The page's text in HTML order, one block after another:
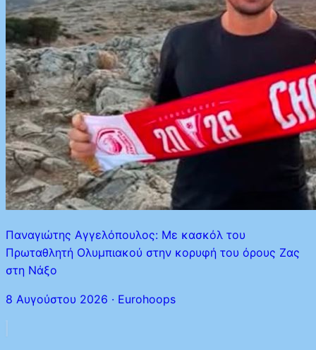
Παναγιώτης Αγγελόπουλος: Με κασκόλ του
Πρωταθλητή Ολυμπιακού στην κορυφή του όρους Ζας
στη Νάξο
8 Αυγούστου 2026 · Eurohoops